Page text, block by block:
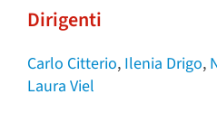
Dirigenti
Carlo Citterio, Ilenia Drigo,
Laura Viel